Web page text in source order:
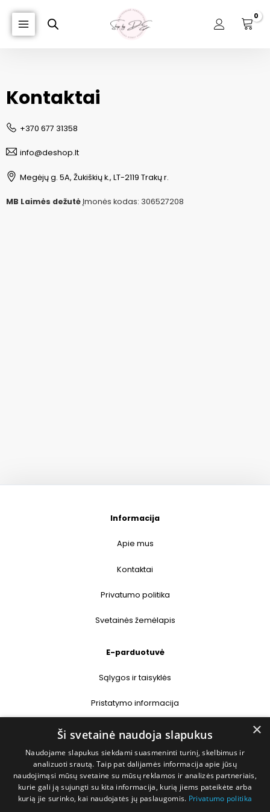
Kontaktai
+370 677 31358
info@deshop.lt
Megėjų g. 5A, Žukiškių k., LT-2119 Trakų r.
MB Laimės dežutė Įmonės kodas: 306527208
Informacija
Apie mus
Kontaktai
Privatumo politika
Svetainės žemėlapis
E-parduotuvė
Sąlygos ir taisyklės
Pristatymo informacija
Prekių grąžinimas
Kontaktai
+370 677 31358
×
Ši svetainė naudoja slapukus
Naudojame slapukus siekdami suasmeninti turinį, skelbimus ir
analizuoti srautą. Taip pat dalijamės informacija apie jūsų
naudojimąsi mūsų svetaine su mūsų reklamos ir analizės partneriais,
kurie gali ją sujungti su kita informacija, kurią jiems pateikėte arba
kurią jie surinko, kai naudojatės jų paslaugomis. Privatumo politika